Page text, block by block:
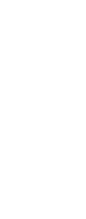
stronie, które mogą
klientów
cookies. Możesz